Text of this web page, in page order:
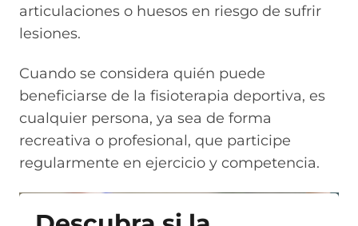
articulaciones o huesos en riesgo de sufrir
lesiones.
Cuando se considera quién puede
beneficiarse de la fisioterapia deportiva, es
cualquier persona, ya sea de forma
recreativa o profesional, que participe
regularmente en ejercicio y competencia.